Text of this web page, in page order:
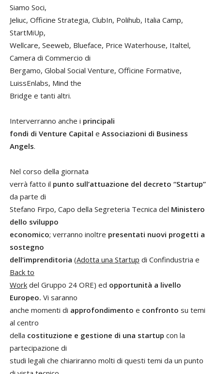
Siamo Soci,
Jeliuc, Officine Strategia, ClubIn, Polihub, Italia Camp,
StartMiUp,
Wellcare, Seeweb, Blueface, Price Waterhouse, Italtel,
Camera di Commercio di
Bergamo, Global Social Venture, Officine Formative,
LuissEnlabs, Mind the
Bridge e tanti altri.
Interverranno anche i principali
fondi di Venture Capital e Associazioni di Business
Angels.
Nel corso della giornata
verrà fatto il punto sull’attuazione del decreto “Startup”
da parte di
Stefano Firpo, Capo della Segreteria Tecnica del Ministero
dello sviluppo
economico; verranno inoltre presentati nuovi progetti a
sostegno
dell’imprenditoria (Adotta una Startup di Confindustria e
Back to
Work del Gruppo 24 ORE) ed opportunità a livello
Europeo. Vi saranno
anche momenti di approfondimento e confronto su temi
al centro
della costituzione e gestione di una startup con la
partecipazione di
studi legali che chiariranno molti di questi temi da un punto